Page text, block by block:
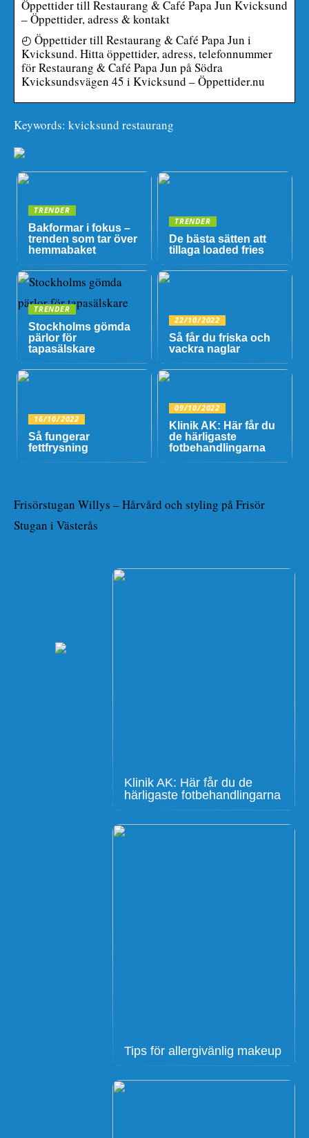
Öppettider till Restaurang & Café Papa Jun Kvicksund
– Öppettider, adress & kontakt
◴ Öppettider till Restaurang & Café Papa Jun i
Kvicksund. Hitta öppettider, adress, telefonnummer
för Restaurang & Café Papa Jun på Södra
Kvicksundsvägen 45 i Kvicksund – Öppettider.nu
Keywords: kvicksund restaurang
TRENDER
Bakformar i fokus –
trenden som tar över
hemmabaket
TRENDER
De bästa sätten att
tillaga loaded fries
TRENDER
Stockholms gömda
pärlor för
tapasälskare
22/10/2022
Så får du friska och
vackra naglar
16/10/2022
Så fungerar
fettfrysning
09/10/2022
Klinik AK: Här får du
de härligaste
fotbehandlingarna
Frisörstugan Willys – Hårvård och styling på Frisör
Stugan i Västerås
Klinik AK: Här får du de
härligaste fotbehandlingarna
Tips för allergivänlig makeup